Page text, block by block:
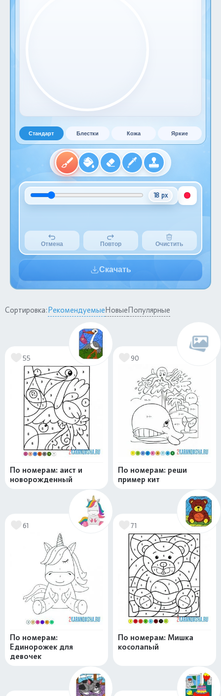
Стандарт Блестки Кожа Яркие
18 px
Отмена Повтор Очистить
Скачать
Сортировка:РекомендуемыеНовыеПопулярные
55
По номерам: аист и
новорожденный
90
По номерам: реши
пример кит
61
По номерам:
Единорожек для
девочек
71
По номерам: Мишка
косолапый